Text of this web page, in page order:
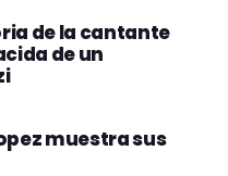
de la cantante
de un
muestra sus